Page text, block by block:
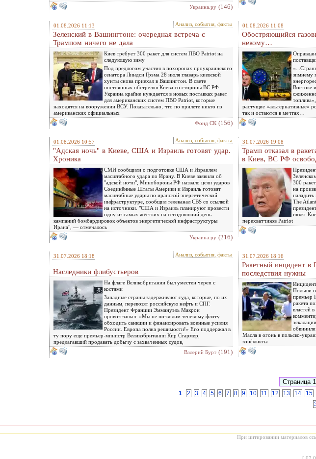
Украина.ру (146)
01.08.2026 11:13 Анализ, события, факты
Зеленский в Вашингтоне: очередная встреча c
Трампом ничего не дала
Киев требует 300 ракет для систем ПВО Patriot на
следующую зиму
Под предлогом участия в похоронах проукраинского
сенатора Линдси Грэма 28 июля главарь киевской
хунты снова приехал в Вашингтон. В свете
постоянных обстрелов Киева со стороны ВС РФ
Украина крайне нуждается в новых поставках ракет
для американских систем ПВО Patriot, которые
находятся на вооружении ВСУ. Показательно, что по прилете никто из
американских официальных
Фонд СК (156)
01.08.2026 11:08
Обостряющийся
некому…
зимнему
Востоке
растущие «альтернативные»
так и остаются в мечтах…
01.08.2026 10:57 Анализ, события, факты
"Адская ночь" в Киеве, США и Израиль готовят удар.
Хроника
СМИ сообщили о подготовке США и Израилем
масштабного удара по Ирану. В Киеве заявили об
"адской ночи", Минобороны РФ назвало цели ударов
Соединённые Штаты Америки и Израиль готовят
масштабные удары по иранской энергетической
инфраструктуре, сообщил телеканал CBS со ссылкой
на источники. "США и Израиль планируют провести
одну из самых жёстких на сегодняшний день
кампаний бомбардировок объектов энергетической инфраструктуры
Ирана", — отмечалось
Украина.ру (216)
31.07.2026 19:08
Трамп отказал в
в Киев, ВС РФ
300
на
The
июля.
перехватчиков Patriot
31.07.2026 18:18 Анализ, события, факты
Наследники флибустьеров
На флаге Великобритании был уместен череп с
костями
Западные страны задерживают суда, которые, по их
данным, перевозят российскую нефть и СПГ.
Президент Франции Эммануэль Макрон
провозглашал: «Мы не позволим теневому флоту
обходить санкции и финансировать военные усилия
России. Европа полна решимости!» Его поддержал в
ту пору еще премьер-министр Великобритании Кир Стармер,
предлагавший продавать добычу с захваченных судов,
Валерий Бурт (191)
31.07.2026 18:16
Ракетный инцидент в
последствия нужны
Польши
премьер
ракета
властей
обвинили
Масла в огонь в польско-
конфликты
1
2 3 4 5 6 7 8 9 10 11 12 13 14 15
При цитировании материалов